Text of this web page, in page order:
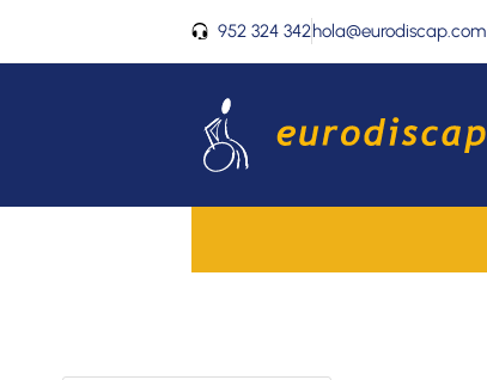
contenido
952 324 342hola@eurodiscap.com